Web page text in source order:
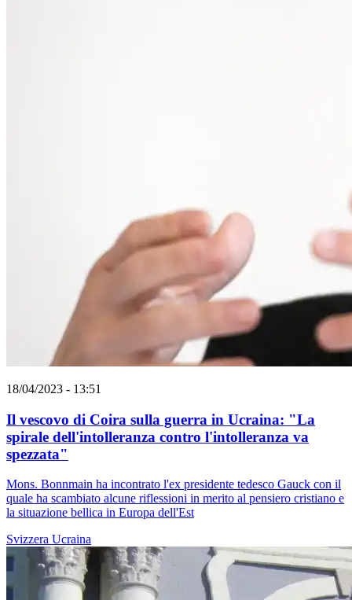
18/04/2023 - 13:51
Il vescovo di Coira sulla guerra in Ucraina: "La
spirale dell'intolleranza contro l'intolleranza va
spezzata"
Mons. Bonnmain ha incontrato l'ex presidente tedesco Gauck con il
quale ha scambiato alcune riflessioni in merito al pensiero cristiano e
la situazione bellica in Europa dell'Est
Svizzera Ucraina